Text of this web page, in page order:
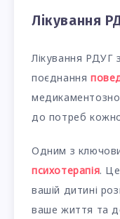
Лікування
Лікування РДУГ
поєднання
до потреб
Одним з
психотерапія.
вашій дитині
ваше життя та